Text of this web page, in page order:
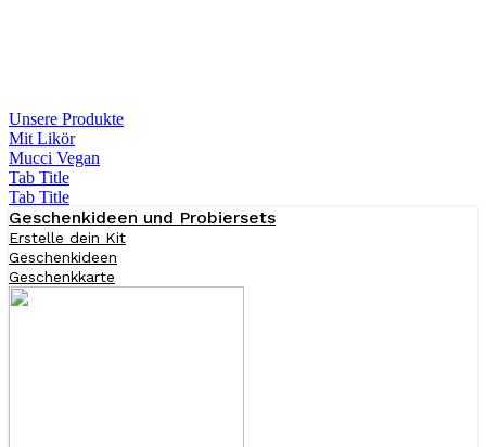
Unsere Produkte
Mit Likör
Mucci Vegan
Tab Title
Tab Title
Geschenkideen und Probiersets
Erstelle dein Kit
Geschenkideen
Geschenkkarte